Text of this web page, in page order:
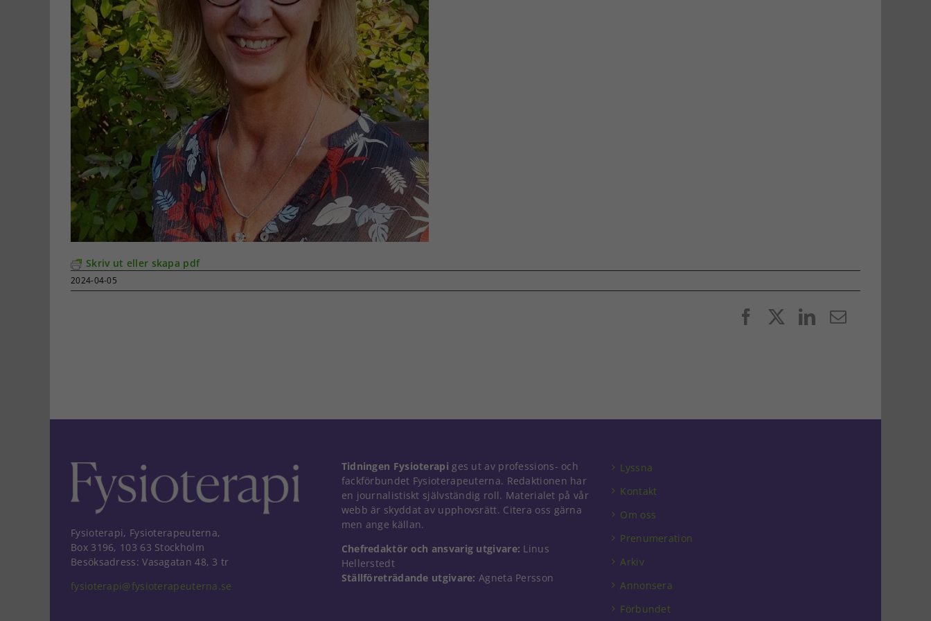
Skriv ut eller skapa pdf
2024-04-05
FacebookLinkedIn
E-
Fysioterapi, Fysioterapeuterna,
Box 3196, 103 63 Stockholm
Besöksadress: Vasagatan 48, 3 tr
fysioterapi@fysioterapeuterna.se
Tidningen Fysioterapi ges ut av professions- och
fackförbundet Fysioterapeuterna. Redaktionen har
en journalistiskt självständig roll. Materialet på vår
webb är skyddat av upphovsrätt. Citera oss gärna
men ange källan.
Chefredaktör och ansvarig utgivare: Linus
Hellerstedt
Ställföreträdande utgivare: Agneta Persson
Lyssna
Kontakt
Om oss
Prenumeration
Arkiv
Annonsera
Förbundet
Nödvändiga
Dessa kakor
går inte att
välja bort. De
behövs för
taget ska